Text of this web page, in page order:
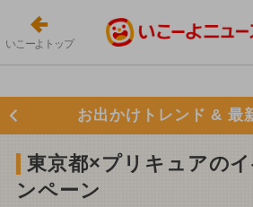
いこーよトップ
お出かけトレンド & 最
東京都×プリキュアの
ンペーン